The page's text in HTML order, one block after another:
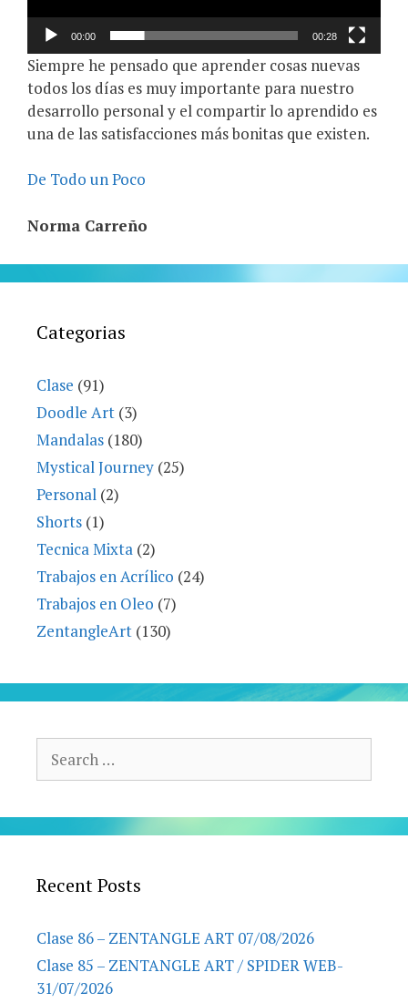
00:00 00:28
Siempre he pensado que aprender cosas nuevas
todos los días es muy importante para nuestro
desarrollo personal y el compartir lo aprendido es
una de las satisfacciones más bonitas que existen.
De Todo un Poco
Norma Carreño
Categorias
Clase (91)
Doodle Art (3)
Mandalas (180)
Mystical Journey (25)
Personal (2)
Shorts (1)
Tecnica Mixta (2)
Trabajos en Acrílico (24)
Trabajos en Oleo (7)
ZentangleArt (130)
for:
Recent Posts
Clase 86 – ZENTANGLE ART 07/08/2026
Clase 85 – ZENTANGLE ART / SPIDER WEB-
31/07/2026